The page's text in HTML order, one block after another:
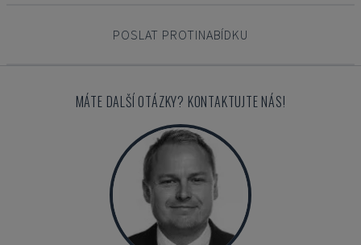
POSLAT PROTINABÍDKU
MÁTE DALŠÍ OTÁZKY? KONTAKTUJTE NÁS!